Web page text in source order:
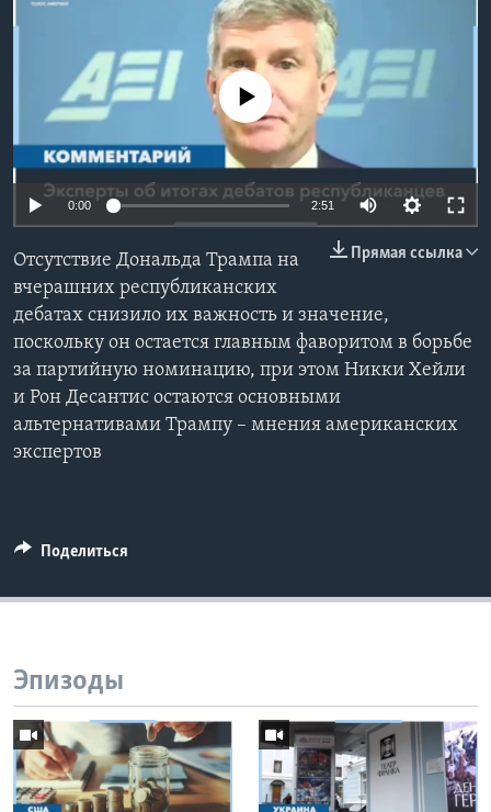
СОЦИАЛЬНЫЕ СЕТИ
Языки
No media source currently available
0:00 2:51
Прямая ссылка
Отсутствие Дональда Трампа на
вчерашних республиканских
дебатах снизило их важность и значение,
поскольку он остается главным фаворитом в борьбе
за партийную номинацию, при этом Никки Хейли
и Рон Деcантис остаются основными
альтернативами Трампу – мнения американских
экспертов
Поделиться
Эпизоды